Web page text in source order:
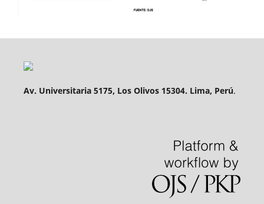
Av. Universitaria 5175, Los Olivos 15304. Lima, Perú.